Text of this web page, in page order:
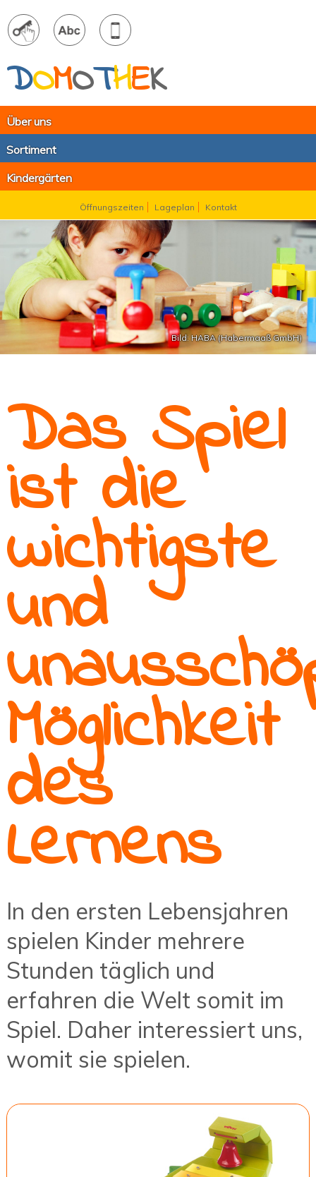
DOMOTHEK
Über uns
Sortiment
Kindergärten
Öffnungszeiten Lageplan Kontakt
Bild: HABA (Habermaaß GmbH)
Das Spiel
ist die
wichtigste
und
Möglichkeit
des
Lernens
In den ersten Lebensjahren
spielen Kinder mehrere
Stunden täglich und
erfahren die Welt somit im
Spiel. Daher interessiert uns,
womit sie spielen.